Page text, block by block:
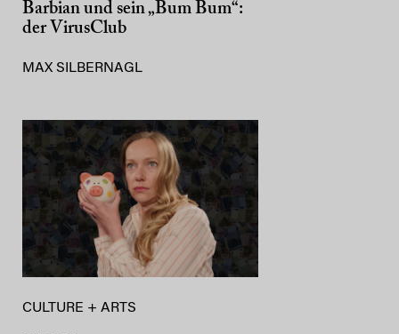
Barbian und sein „Bum Bum“:
der VirusClub
MAX SILBERNAGL
CULTURE + ARTS